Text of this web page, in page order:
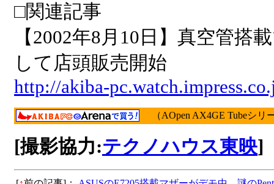
□関連記事
【2002年8月10日】真空管搭
して店頭販売開始
http://akiba-
（AOpen AX4GE Tubeシリ
[撮影協力:テクノハウス東映]